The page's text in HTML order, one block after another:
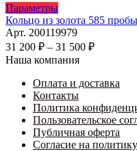
ПараметрыЭтот
товар
имеет
несколько
вариаций.
можно
выбрать
на
странице
товара.
Кольцо из золота 585
Арт. 200119979
31 200 ₽ – 31 500 ₽Диапазон
200 ₽
31
500 ₽
Наша компания
Оплата и доставка
Контакты
Политика
Пользовательское
Публичная оферта
Согласие на